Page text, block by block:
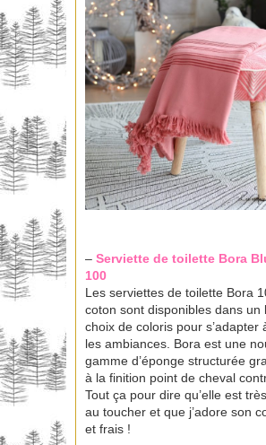
– Serviette de toilette Bora
100
Les serviettes de toilette Bora
coton sont disponibles dans un
choix de coloris pour s’adapter
les ambiances. Bora est une
gamme d’éponge structurée
à la finition point de cheval
Tout ça pour dire qu’elle est
au toucher et que j’adore son
et frais !